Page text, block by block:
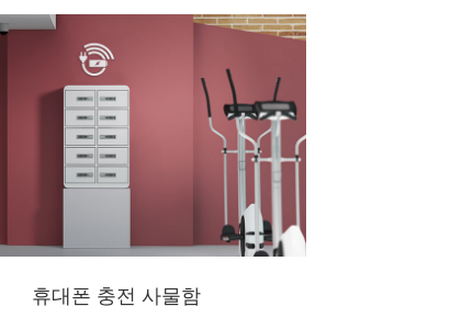
휴대폰 충전 사물함